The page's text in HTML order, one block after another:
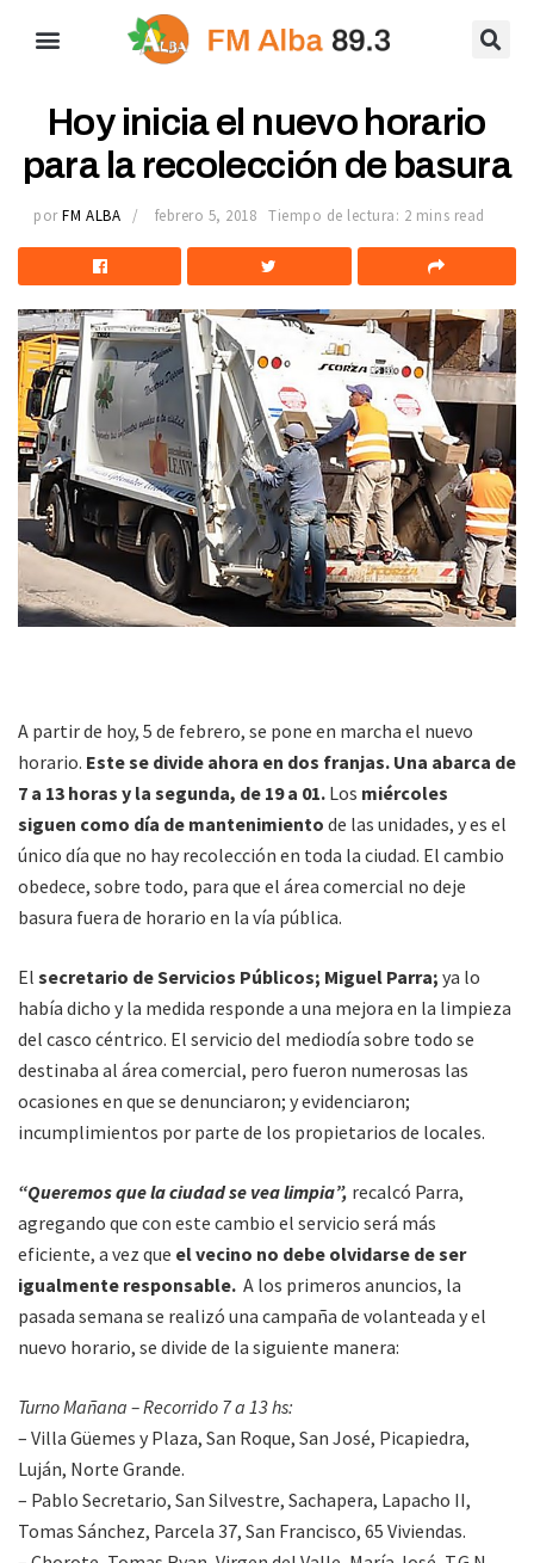
Hoy inicia el nuevo horario
para la recolección de basura
por FM ALBA febrero 5, 2018 Tiempo de lectura: 2 mins read
A partir de hoy, 5 de febrero, se pone en marcha el nuevo
horario. Este se divide ahora en dos franjas. Una abarca de
7 a 13 horas y la segunda, de 19 a 01. Los miércoles
siguen como día de mantenimiento de las unidades, y es el
único día que no hay recolección en toda la ciudad. El cambio
obedece, sobre todo, para que el área comercial no deje
basura fuera de horario en la vía pública.
El secretario de Servicios Públicos; Miguel Parra; ya lo
había dicho y la medida responde a una mejora en la limpieza
del casco céntrico. El servicio del mediodía sobre todo se
destinaba al área comercial, pero fueron numerosas las
ocasiones en que se denunciaron; y evidenciaron;
incumplimientos por parte de los propietarios de locales.
“Queremos que la ciudad se vea limpia”, recalcó Parra,
agregando que con este cambio el servicio será más
eficiente, a vez que el vecino no debe olvidarse de ser
igualmente responsable. A los primeros anuncios, la
pasada semana se realizó una campaña de volanteada y el
nuevo horario, se divide de la siguiente manera:
Turno Mañana – Recorrido 7 a 13 hs:
– Villa Güemes y Plaza, San Roque, San José, Picapiedra,
Luján, Norte Grande.
– Pablo Secretario, San Silvestre, Sachapera, Lapacho II,
Tomas Sánchez, Parcela 37, San Francisco, 65 Viviendas.